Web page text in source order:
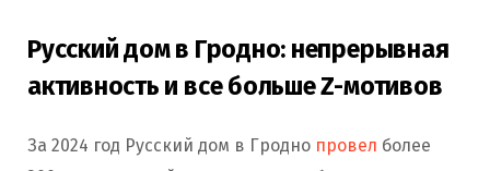
Русский дом в Гродно: непрерывная
активность и все больше Z-мотивов
За 2024 год Русский дом в Гродно провел более